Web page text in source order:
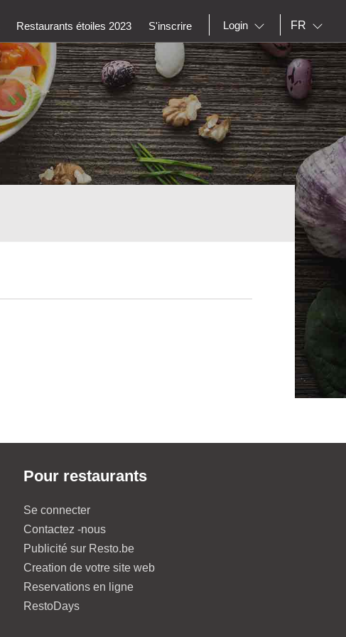
Restaurants étoiles 2023 S'inscrire Login FR
Pour restaurants
Se connecter
Contactez -nous
Publicité sur Resto.be
Creation de votre site web
Reservations en ligne
RestoDays